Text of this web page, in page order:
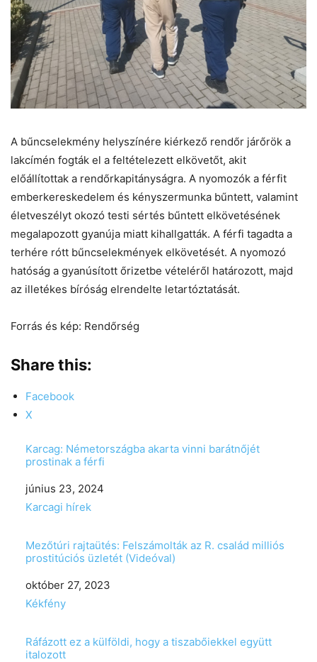
A bűncselekmény helyszínére kiérkező rendőr járőrök a
lakcímén fogták el a feltételezett elkövetőt, akit
előállítottak a rendőrkapitányságra. A nyomozók a férfit
emberkereskedelem és kényszermunka bűntett, valamint
életveszélyt okozó testi sértés bűntett elkövetésének
megalapozott gyanúja miatt kihallgatták. A férfi tagadta a
terhére rótt bűncselekmények elkövetését. A nyomozó
hatóság a gyanúsított őrizetbe vételéről határozott, majd
az illetékes bíróság elrendelte letartóztatását.
Forrás és kép: Rendőrség
Share this:
Facebook
X
Karcag: Németországba akarta vinni barátnőjét
prostinak a férfi
Date
június 23, 2024
In relation to
Karcagi hírek
Mezőtúri rajtaütés: Felszámolták az R. család milliós
prostitúciós üzletét (Videóval)
Date
október 27, 2023
In relation to
Kékfény
Ráfázott ez a külföldi, hogy a tiszabőiekkel együtt
italozott